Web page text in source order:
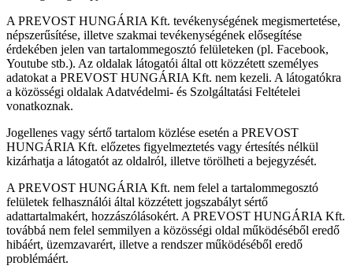
A PREVOST HUNGÁRIA Kft. tevékenységének megismertetése,
népszerűsítése, illetve szakmai tevékenységének elősegítése
érdekében jelen van tartalommegosztó felületeken (pl. Facebook,
Youtube stb.). Az oldalak látogatói által ott közzétett személyes
adatokat a PREVOST HUNGÁRIA Kft. nem kezeli. A látogatókra
a közösségi oldalak Adatvédelmi- és Szolgáltatási Feltételei
vonatkoznak.
Jogellenes vagy sértő tartalom közlése esetén a PREVOST
HUNGÁRIA Kft. előzetes figyelmeztetés vagy értesítés nélkül
kizárhatja a látogatót az oldalról, illetve törölheti a bejegyzését.
A PREVOST HUNGÁRIA Kft. nem felel a tartalommegosztó
felületek felhasználói által közzétett jogszabályt sértő
adattartalmakért, hozzászólásokért. A PREVOST HUNGÁRIA Kft.
továbbá nem felel semmilyen a közösségi oldal működéséből eredő
hibáért, üzemzavarért, illetve a rendszer működéséből eredő
problémáért.